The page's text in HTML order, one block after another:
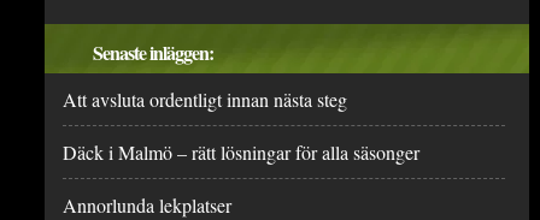
Senaste inläggen:
Att avsluta ordentligt innan nästa steg
Däck i Malmö – rätt lösningar för alla säsonger
Annorlunda lekplatser